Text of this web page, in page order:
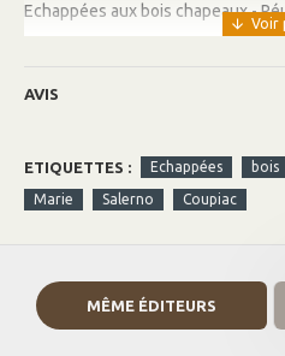
Echappées aux bois chapeaux -
AVIS
ETIQUETTES : Echappées bois
Marie Salerno Coupiac
MÊME ÉDITEURS